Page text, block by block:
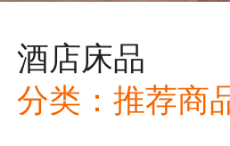
酒店床品
分类： 推荐商